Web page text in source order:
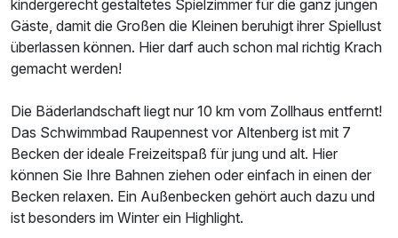
kindergerecht gestaltetes Spielzimmer für die ganz jungen
Gäste, damit die Großen die Kleinen beruhigt ihrer Spiellust
überlassen können. Hier darf auch schon mal richtig Krach
gemacht werden!
Die Bäderlandschaft liegt nur 10 km vom Zollhaus entfernt!
Das Schwimmbad Raupennest vor Altenberg ist mit 7
Becken der ideale Freizeitspaß für jung und alt. Hier
können Sie Ihre Bahnen ziehen oder einfach in einen der
Becken relaxen. Ein Außenbecken gehört auch dazu und
ist besonders im Winter ein Highlight.